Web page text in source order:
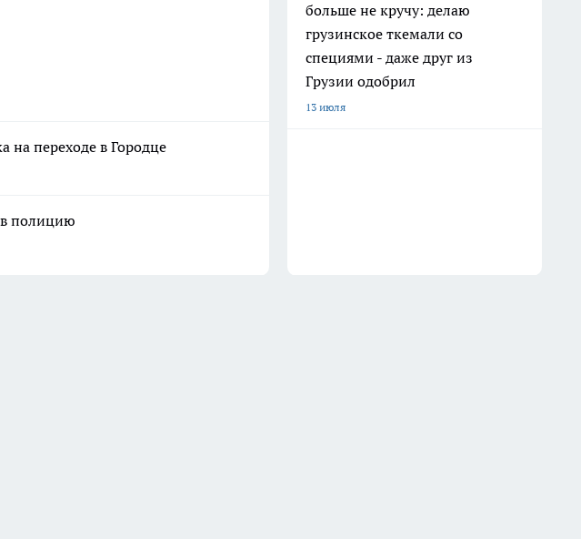
на переходе в Городце
в полицию
больше не кручу: делаю
грузинское ткемали со
специями - даже друг из
Грузии одобрил
13 июля